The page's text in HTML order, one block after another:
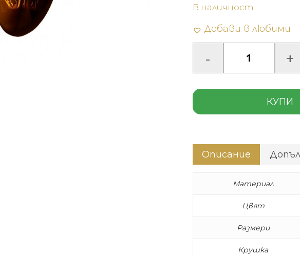
В наличност
Добави в любими
КУПИ
Описание
Материал
Цвят
Размери
Крушка